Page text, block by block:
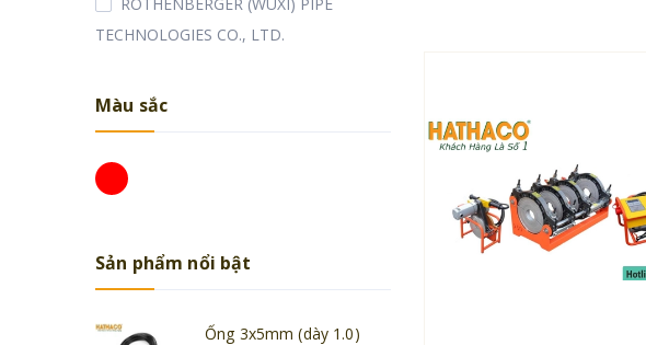
TECHNOLOGIES CO., LTD.
Màu sắc
Sản phẩm nổi bật
Ống 3x5mm (dày 1.0)